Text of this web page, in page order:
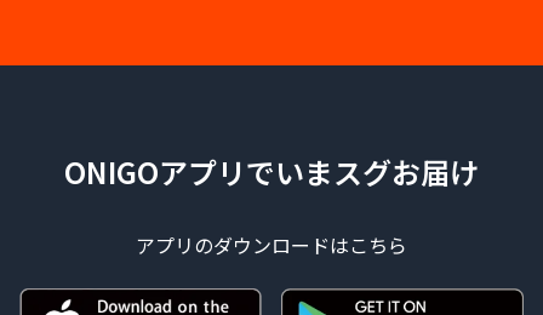
ONIGOアプリでいまスグお届け
アプリのダウンロードはこちら